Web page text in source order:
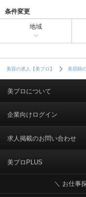
条件変更
地域
美容の求人【美プロ】 美容師
美プロについて
利用規約
掲載規約
個人情報保護ポリシー
個人情報のお取り扱いにつ
企業向けログイン
求人掲載のお問い合わせ
美プロPLUS
＼ お仕事